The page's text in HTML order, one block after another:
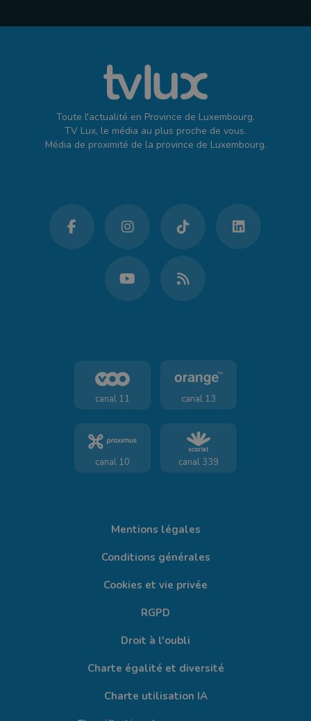
Toute l'actualité en Province de Luxembourg.
TV Lux, le média au plus proche de vous.
Média de proximité de la province de Luxembourg.
canal 11 canal 13
canal 10 canal 339
Mentions légales
Conditions générales
Cookies et vie privée
RGPD
Droit à l'oubli
Charte égalité et diversité
Charte utilisation IA